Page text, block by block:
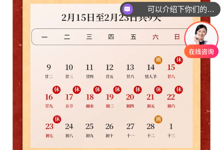
可以介绍下你们的产品么